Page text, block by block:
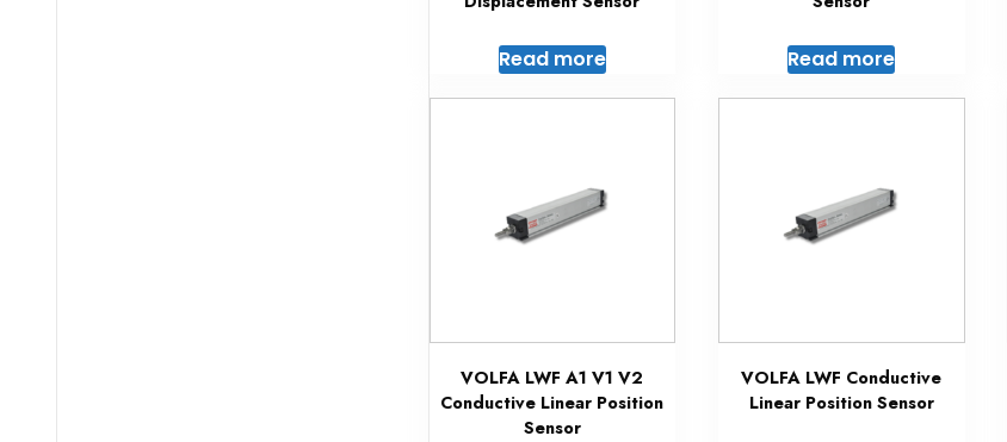
Read more Read more
VOLFA LWF A1 V1 V2
Conductive Linear Position
Sensor
VOLFA LWF Conductive
Linear Position Sensor